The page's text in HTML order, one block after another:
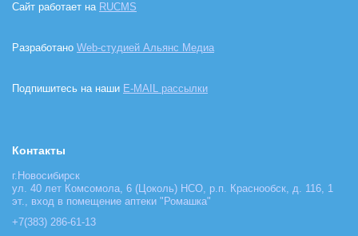
Сайт работает на RUCMS
Разработано Web-студией Альянс Медиа
Подпишитесь на наши E-MAIL рассылки
Контакты
г.Новосибирск
ул. 40 лет Комсомола, 6 (Цоколь) НСО, р.п. Краснообск, д. 116, 1
эт., вход в помещение аптеки "Ромашка"
+7(383) 286-61-13